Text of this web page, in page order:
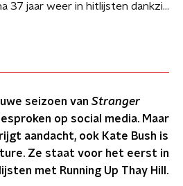
Kate Bush na 37 jaar weer in hitlijsten dankzij Stranger Things
seizoen van Stranger
op social media. Maar
aandacht, ook Kate Bush is
Ze staat voor het eerst in
met Running Up Thay Hill.